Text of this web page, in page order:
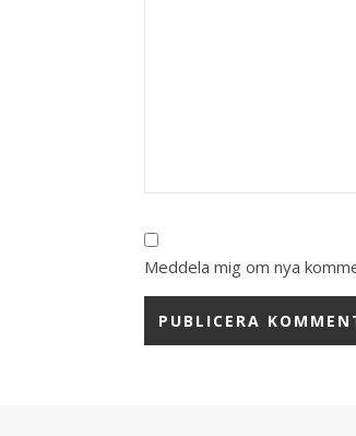
Meddela mig om nya